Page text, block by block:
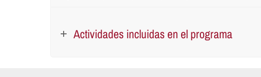
Actividades incluidas en el programa